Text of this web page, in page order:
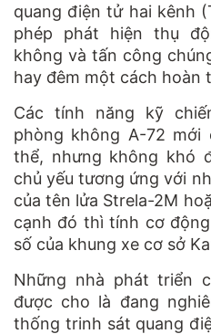
quang điện tử hai kênh
phép phát hiện thụ
không và tấn công
hay đêm một cách hoàn
Các tính năng kỹ
phòng không A-72
thể, nhưng không khó
chủ yếu tương ứng với
của tên lửa Strela-2M
cạnh đó thì tính cơ
số của khung xe cơ sở
Những nhà phát triển
được cho là đang
thống trinh sát quang